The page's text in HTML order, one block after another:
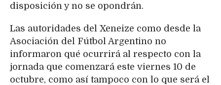
disposición y no se opondrán.
Las autoridades del Xeneize como desde la
Asociación del Fútbol Argentino no
informaron qué ocurrirá al respecto con la
jornada que comenzará este viernes 10 de
octubre, como así tampoco con lo que será el